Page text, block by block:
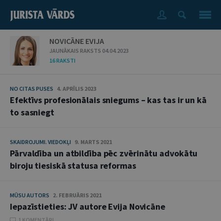
NOVICĀNE EVIJA
JAUNĀKAIS RAKSTS 04.04.2023
16 RAKSTI
NO CITAS PUSES 4. APRĪLIS 2023
Efektīvs profesionālais sniegums – kas tas ir un kā
to sasniegt
SKAIDROJUMI. VIEDOKĻI 9. MARTS 2021
Pārvaldība un atbildība pēc zvērinātu advokātu
biroju tiesiskā statusa reformas
MŪSU AUTORS 2. FEBRUĀRIS 2021
Iepazīstieties: JV autore Evija Novicāne